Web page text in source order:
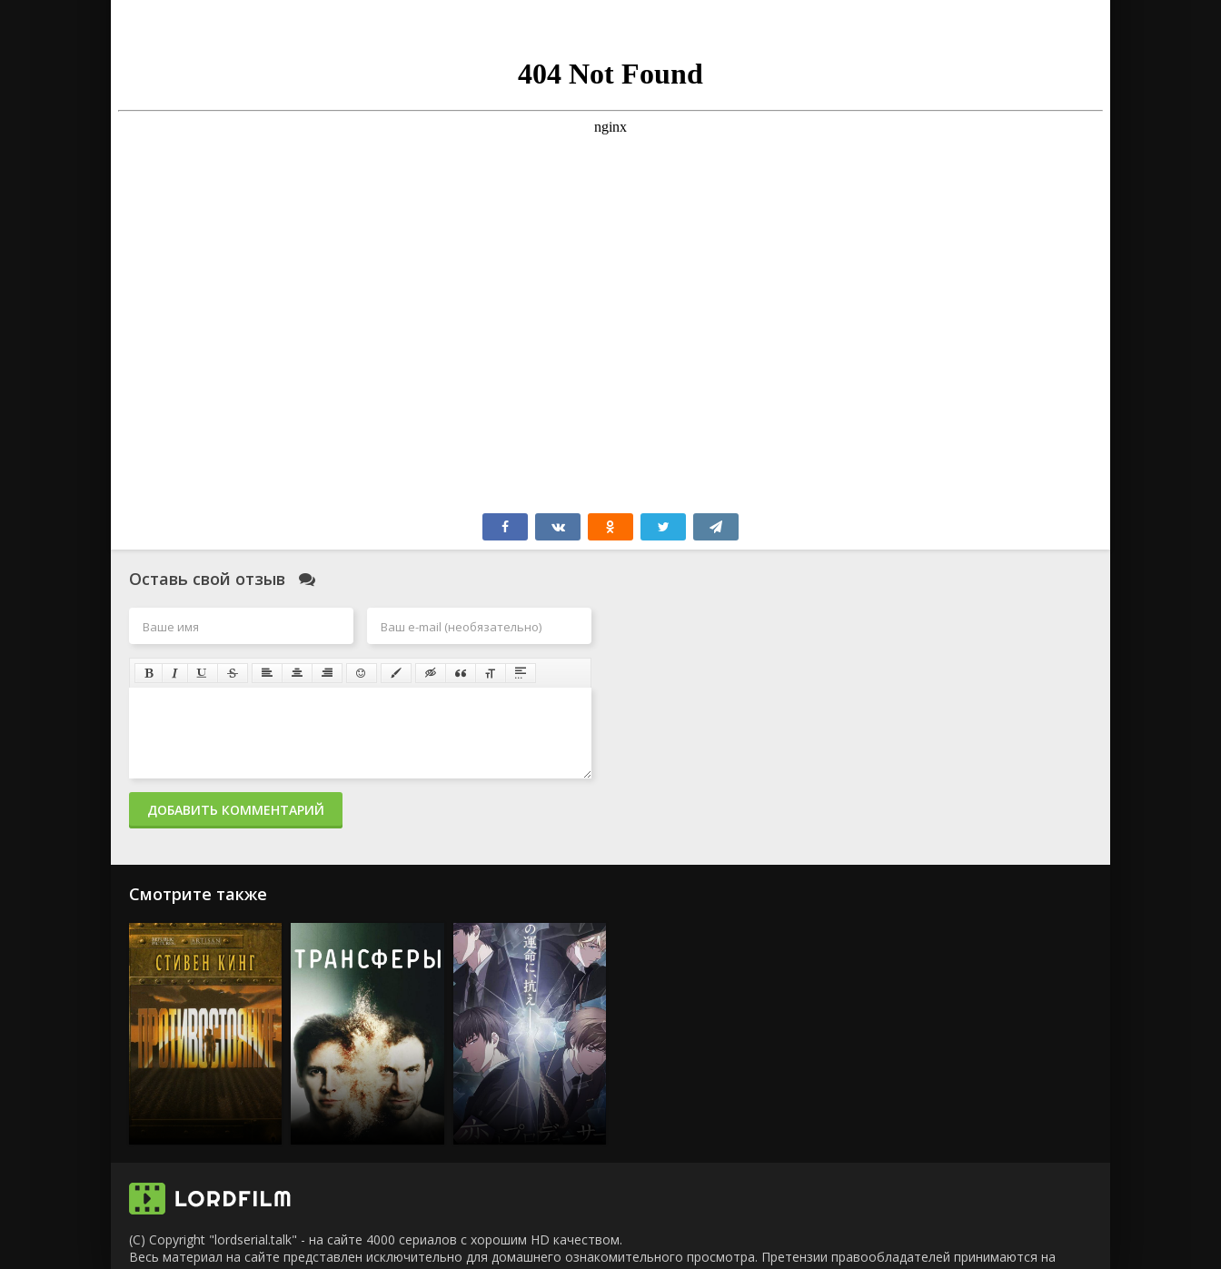
Оставь свой отзыв
ДОБАВИТЬ КОММЕНТАРИЙ
Смотрите также
(C) Copyright "lordserial.talk" - на сайте 4000 сериалов с хорошим HD качеством.
Весь материал на сайте представлен исключительно для домашнего ознакомительного просмотра. Претензии правообладателей принимаются на